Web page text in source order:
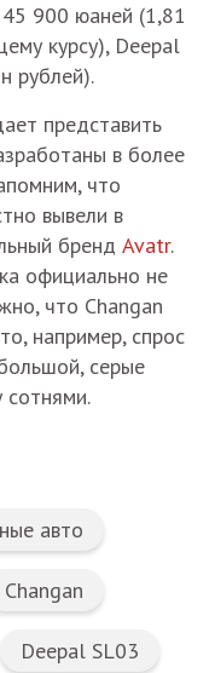
900 юаней (1,81
курсу), Deepal
рублей).
представить
в более
что
вывели в
бренд Avatr.
официально не
что Changan
например, спрос
серые
сотнями.
авто
Changan
Deepal SL03